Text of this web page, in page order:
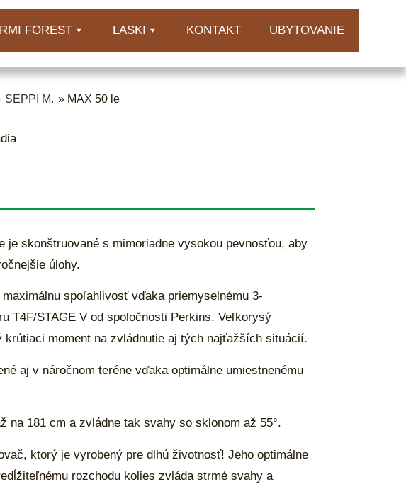
FOREST LASKI KONTAKT UBYTOVANIE
SEPPI M. » MAX 50 le
je skonštruované s mimoriadne vysokou pevnosťou, aby
úlohy.
spoľahlivosť vďaka priemyselnému 3-
T4F/STAGE V od spoločnosti Perkins. Veľkorysý
krútiaci moment na zvládnutie aj tých najťažších situácií.
aj v náročnom teréne vďaka optimálne umiestnenému
na 181 cm a zvládne tak svahy so sklonom až 55°.
ktorý je vyrobený pre dlhú životnosť! Jeho optimálne
rozchodu kolies zvláda strmé svahy a